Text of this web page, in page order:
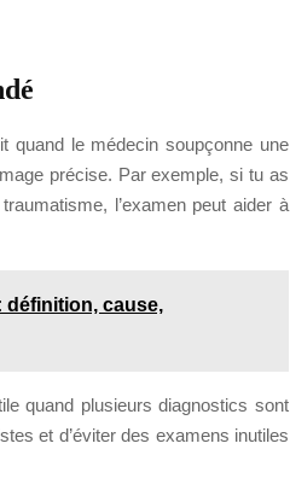
quand le médecin soupçonne une
précise. Par exemple, si tu as
l’examen peut aider à
définition, cause,
quand plusieurs diagnostics sont
et d’éviter des examens inutiles